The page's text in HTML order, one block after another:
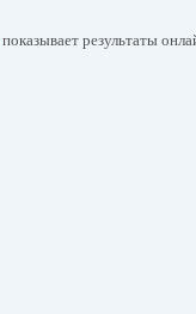
показывает результаты